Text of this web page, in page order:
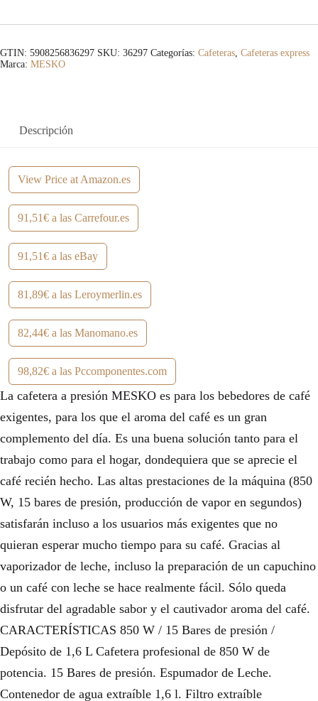
GTIN: 5908256836297 SKU: 36297 Categorías: Cafeteras, Cafeteras express
Marca: MESKO
Descripción
View Price at Amazon.es
91,51€ a las Carrefour.es
91,51€ a las eBay
81,89€ a las Leroymerlin.es
82,44€ a las Manomano.es
98,82€ a las Pccomponentes.com
La cafetera a presión MESKO es para los bebedores de café
exigentes, para los que el aroma del café es un gran
complemento del día. Es una buena solución tanto para el
trabajo como para el hogar, dondequiera que se aprecie el
café recién hecho. Las altas prestaciones de la máquina (850
W, 15 bares de presión, producción de vapor en segundos)
satisfarán incluso a los usuarios más exigentes que no
quieran esperar mucho tiempo para su café. Gracias al
vaporizador de leche, incluso la preparación de un capuchino
o un café con leche se hace realmente fácil. Sólo queda
disfrutar del agradable sabor y el cautivador aroma del café.
CARACTERÍSTICAS 850 W / 15 Bares de presión /
Depósito de 1,6 L Cafetera profesional de 850 W de
potencia. 15 Bares de presión. Espumador de Leche.
Contenedor de agua extraíble 1,6 l. Filtro extraíble